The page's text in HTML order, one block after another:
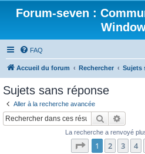
Forum-seven :
FAQ
Accueil du forum Rechercher Sujets
Sujets sans réponse
Aller à la recherche avancée
Rechercher
La recherche a renvoyé
Page 1sur40
1 2 3 4